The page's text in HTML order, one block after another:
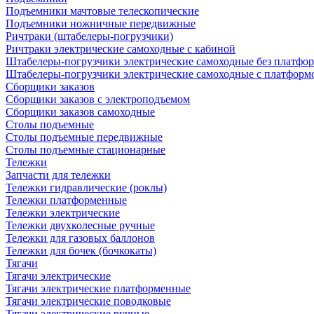
Подъемники мачтовые телескопические
Подъемники ножничные передвижные
Ричтраки (штабелеры-погрузчики)
Ричтраки электрические самоходные с кабиной
Штабелеры-погрузчики электрические самоходные без
Штабелеры-погрузчики электрические самоходные с
Сборщики заказов
Сборщики заказов с электроподъемом
Сборщики заказов самоходные
Столы подъемные
Столы подъемные передвижные
Столы подъемные стационарные
Тележки
Запчасти для тележки
Тележки гидравлические (роклы)
Тележки платформенные
Тележки электрические
Тележки двухколесные ручные
Тележки для газовых баллонов
Тележки для бочек (бочкокаты)
Тягачи
Тягачи электрические
Тягачи электрические платформенные
Тягачи электрические поводковые